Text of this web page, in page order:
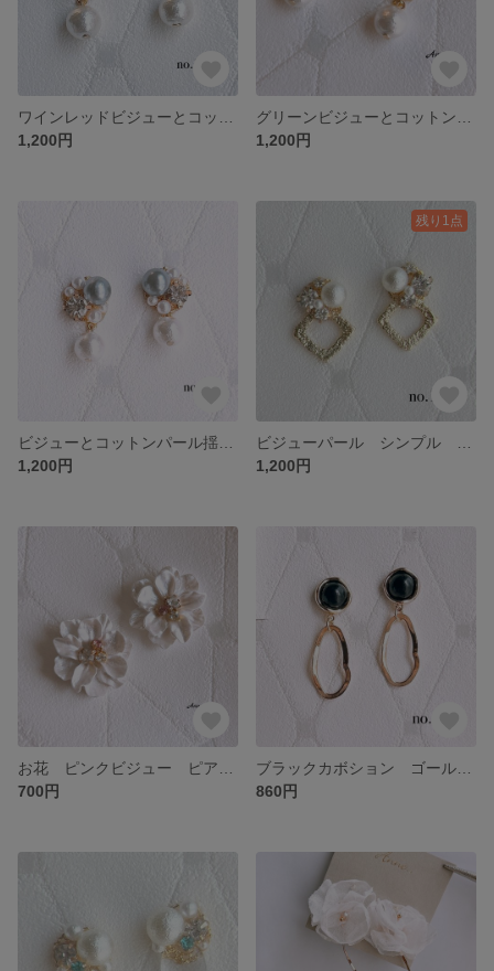
1,200円
1,200円
1,200円
残り1点
1,200円
700円
860円